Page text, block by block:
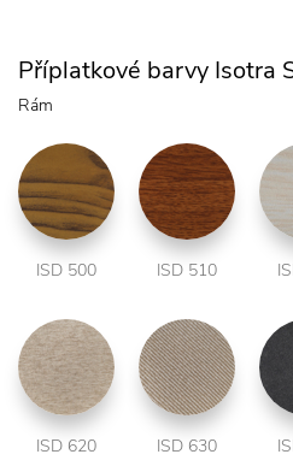
Příplatkové barvy Isotra
Rám
ISD 500 ISD 510
ISD 620 ISD 630